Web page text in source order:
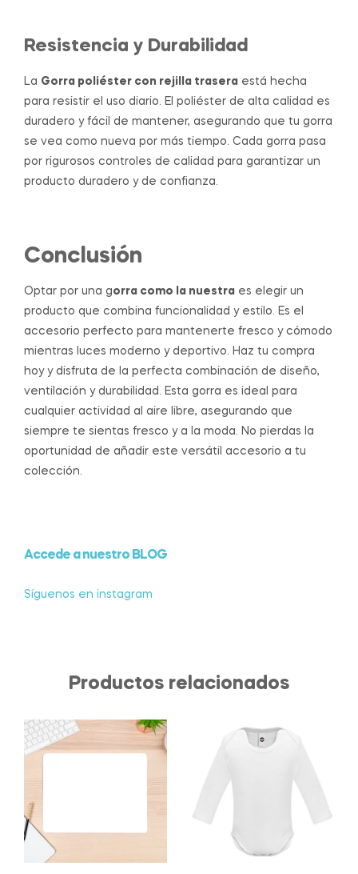
Resistencia y Durabilidad
La Gorra poliéster con rejilla trasera está hecha
para resistir el uso diario. El poliéster de alta calidad es
duradero y fácil de mantener, asegurando que tu gorra
se vea como nueva por más tiempo. Cada gorra pasa
por rigurosos controles de calidad para garantizar un
producto duradero y de confianza.
Conclusión
Optar por una gorra como la nuestra es elegir un
producto que combina funcionalidad y estilo. Es el
accesorio perfecto para mantenerte fresco y cómodo
mientras luces moderno y deportivo. Haz tu compra
hoy y disfruta de la perfecta combinación de diseño,
ventilación y durabilidad. Esta gorra es ideal para
cualquier actividad al aire libre, asegurando que
siempre te sientas fresco y a la moda. No pierdas la
oportunidad de añadir este versátil accesorio a tu
colección.
Accede a nuestro BLOG
Síguenos en instagram
Productos relacionados